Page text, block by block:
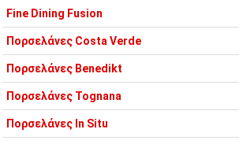
Fine Dining Fusion
Πορσελάνες Costa Verde
Πορσελάνες Benedikt
Πορσελάνες Tognana
Πορσελάνες In Situ